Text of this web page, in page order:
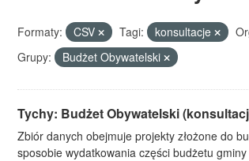
Formaty: CSV Tagi: konsultacje
Grupy:
Budżet Obywatelski
Tychy: Budżet Obywatelski
Zbiór danych obejmuje projekty złożone do
sposobie wydatkowania części budżetu